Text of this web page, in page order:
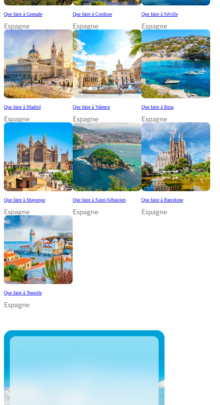
Que faire à Grenade
Espagne
Que faire à Cordoue
Espagne
Que faire à Séville
Espagne
Que faire à Madrid
Espagne
Que faire à Valence
Espagne
Que faire à Ibiza
Espagne
Que faire à Majorque
Espagne
Que faire à Saint-Sébastien
Espagne
Que faire à Barcelone
Espagne
Que faire à Tenerife
Espagne